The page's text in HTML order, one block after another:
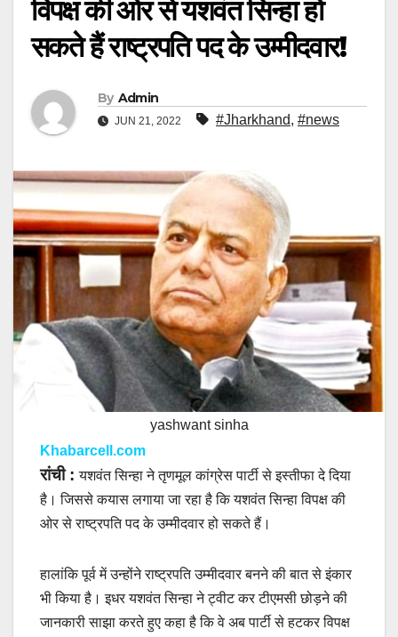
विपक्ष की ओर से यशवंत सिन्हा हो
सकते हैं राष्ट्रपति पद के उम्मीदवार!
By Admin
JUN 21, 2022 #Jharkhand, #news
yashwant sinha
Khabarcell.com
रांची : यशवंत सिन्हा ने तृणमूल कांग्रेस पार्टी से इस्तीफा दे दिया
है। जिससे कयास लगाया जा रहा है कि यशवंत सिन्हा विपक्ष की
ओर से राष्ट्रपति पद के उम्मीदवार हो सकते हैं।
हालांकि पूर्व में उन्होंने राष्ट्रपति उम्मीदवार बनने की बात से इंकार
भी किया है। इधर यशवंत सिन्हा ने ट्वीट कर टीएमसी छोड़ने की
जानकारी साझा करते हुए कहा है कि वे अब पार्टी से हटकर विपक्ष